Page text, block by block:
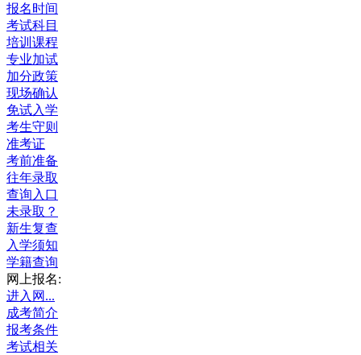
报名时间
考试科目
培训课程
专业加试
加分政策
现场确认
免试入学
考生守则
准考证
考前准备
往年录取
查询入口
未录取？
新生复查
入学须知
学籍查询
网上报名:
进入网...
成考简介
报考条件
考试相关